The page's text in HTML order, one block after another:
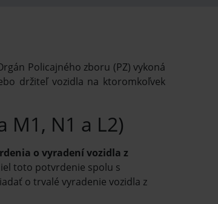
Policajného zboru (PZ) vykoná
držiteľ vozidla na ktoromkoľvek
M1, N1 a L2)
o vyradení vozidla z
toto potvrdenie spolu s
o trvalé vyradenie vozidla z